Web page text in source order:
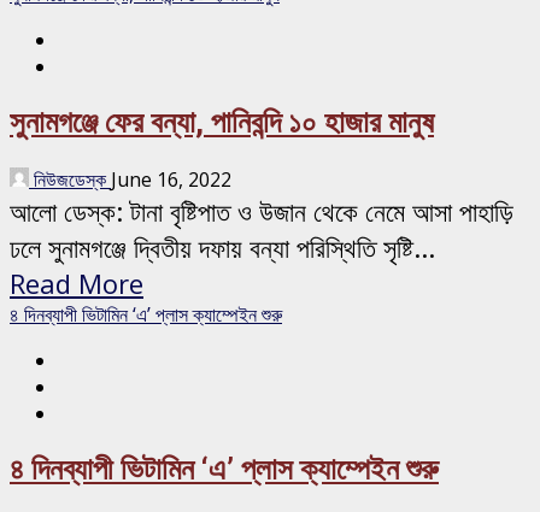
সুনামগঞ্জে ফের বন্যা, পানিবন্দি ১০ হাজার মানুষ
নিউজডেস্ক June 16, 2022
আলো ডেস্ক: টানা বৃষ্টিপাত ও উজান থেকে নেমে আসা পাহাড়ি
ঢলে সুনামগঞ্জে দ্বিতীয় দফায় বন্যা পরিস্থিতি সৃষ্টি...
Read More
৪ দিনব্যাপী ভিটামিন ‘এ’ প্লাস ক্যাম্পেইন শুরু
৪ দিনব্যাপী ভিটামিন ‘এ’ প্লাস ক্যাম্পেইন শুরু